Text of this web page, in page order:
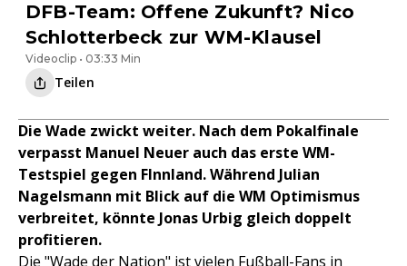
DFB-Team: Offene Zukunft? Nico
Schlotterbeck zur WM-Klausel
Videoclip • 03:33 Min
Teilen
Die Wade zwickt weiter. Nach dem Pokalfinale
verpasst Manuel Neuer auch das erste WM-
Testspiel gegen FInnland. Während Julian
Nagelsmann mit Blick auf die WM Optimismus
verbreitet, könnte Jonas Urbig gleich doppelt
profitieren.
Die "Wade der Nation" ist vielen Fußball-Fans in